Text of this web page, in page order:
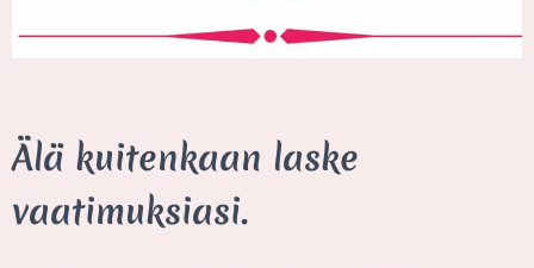
Älä kuitenkaan laske
vaatimuksiasi.